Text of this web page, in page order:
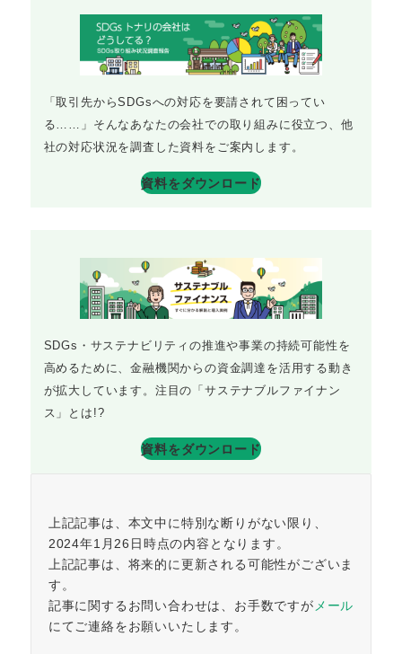
「取引先からSDGsへの対応を要請されて困ってい
る……」そんなあなたの会社での取り組みに役立つ、他
社の対応状況を調査した資料をご案内します。
資料をダウンロード
SDGs・サステナビリティの推進や事業の持続可能性を
高めるために、金融機関からの資金調達を活用する動き
が拡大しています。注目の「サステナブルファイナン
ス」とは!?
資料をダウンロード
上記記事は、本文中に特別な断りがない限り、
2024年1月26日時点の内容となります。
上記記事は、将来的に更新される可能性がございま
す。
記事に関するお問い合わせは、お手数ですがメール
にてご連絡をお願いいたします。